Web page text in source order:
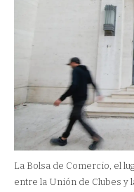
La Bolsa de Comercio, el
entre la Unión de Clubes y